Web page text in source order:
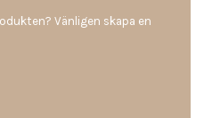
Vänligen skapa en